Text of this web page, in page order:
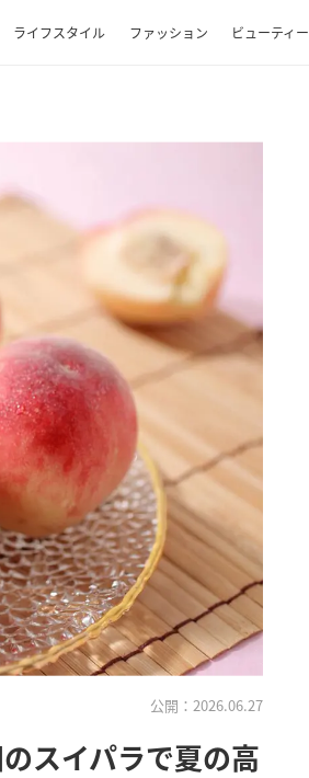
ライフスタイル ファッション ビューティー
公開：2026.06.27
スイパラで夏の高